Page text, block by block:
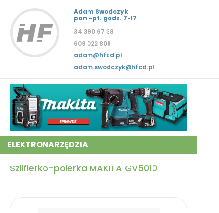
Adam Swodczyk
pon.-pt. godz. 7-17
34 390 67 38
609 022 808
adam@hfcd.pl
adam.swodczyk@hfcd.pl
ELEKTRONARZĘDZIA
Szlifierko-polerka MAKITA GV5010